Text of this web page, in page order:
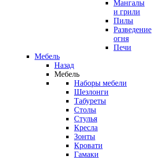
Мангалы
и грили
Пилы
Разведение
огня
Печи
Мебель
Назад
Мебель
Наборы мебели
Шезлонги
Табуреты
Столы
Стулья
Кресла
Зонты
Кровати
Гамаки